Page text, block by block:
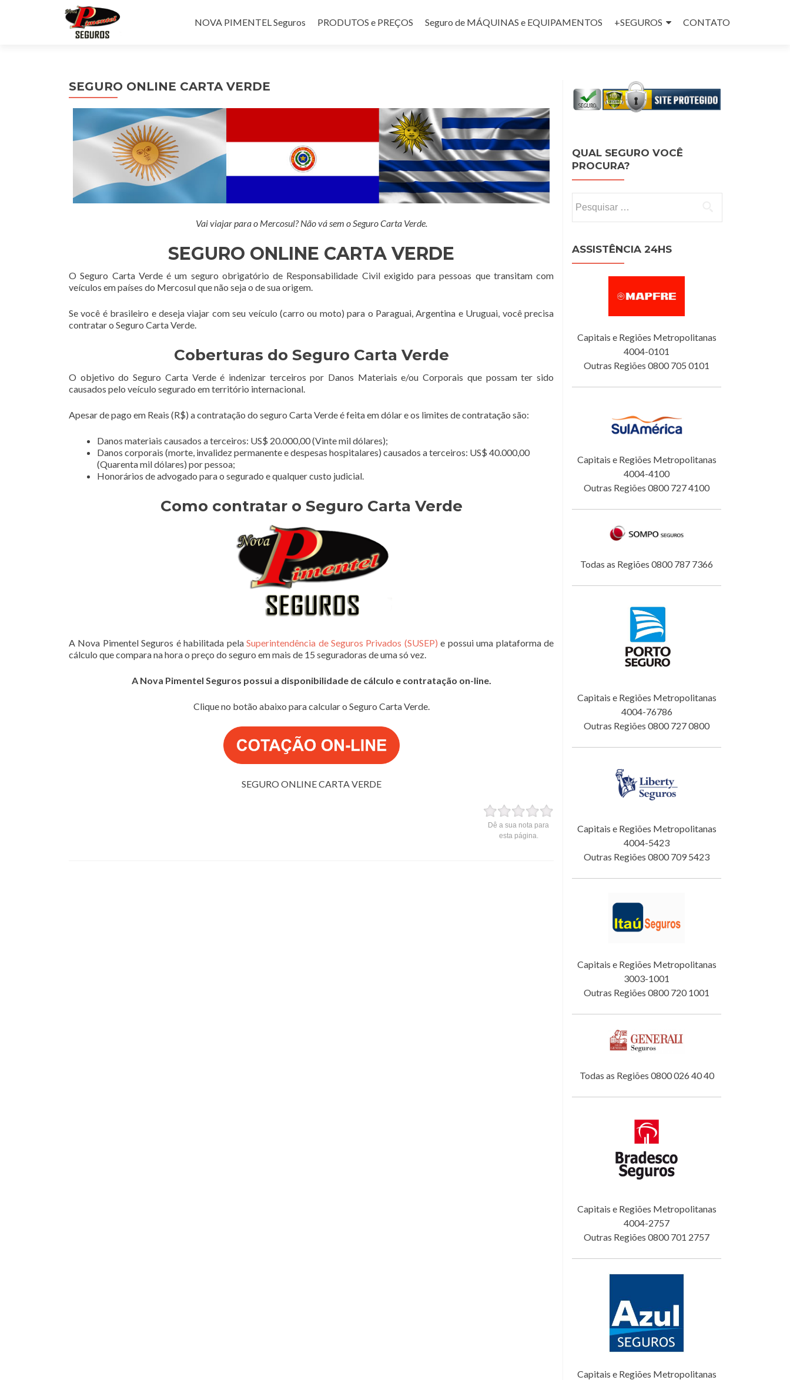
NOVA PIMENTEL Seguros
PRODUTOS e PREÇOS Seguro de MÁQUINAS e EQUIPAMENTOS +SEGUROS CONTATO
SEGURO ONLINE CARTA VERDE
Vai viajar para o Mercosul? Não vá sem o Seguro Carta Verde.
SEGURO ONLINE CARTA VERDE
O Seguro Carta Verde é um seguro obrigatório de Responsabilidade Civil exigido para pessoas que transitam com
veículos em países do Mercosul que não seja o de sua origem.
Se você é brasileiro e deseja viajar com seu veículo (carro ou moto) para o Paraguai, Argentina e Uruguai, você precisa
contratar o Seguro Carta Verde.
Coberturas do Seguro Carta Verde
O objetivo do Seguro Carta Verde é indenizar terceiros por Danos Materiais e/ou Corporais que possam ter sido
causados pelo veículo segurado em território internacional.
Apesar de pago em Reais (R$) a contratação do seguro Carta Verde é feita em dólar e os limites de contratação são:
Danos materiais causados a terceiros: US$ 20.000,00 (Vinte mil dólares);
Danos corporais (morte, invalidez permanente e despesas hospitalares) causados a terceiros: US$ 40.000,00
(Quarenta mil dólares) por pessoa;
Honorários de advogado para o segurado e qualquer custo judicial.
Como contratar o Seguro Carta Verde
A Nova Pimentel Seguros é habilitada pelaSuperintendência de Seguros Privados (SUSEP) e possui uma plataforma de
cálculo que compara na hora o preço do seguro em mais de 15 seguradoras de uma só vez.
A Nova Pimentel Seguros possui a disponibilidade de cálculo e contratação on-line.
Clique no botão abaixo para calcular o Seguro Carta Verde.
SEGURO ONLINE CARTA VERDE
Dê a sua nota para
esta página.
QUAL SEGURO VOCÊ
PROCURA?
ASSISTÊNCIA 24HS
Capitais e Regiões Metropolitanas
4004-0101
Outras Regiões 0800 705 0101
Capitais e Regiões Metropolitanas
4004-4100
Outras Regiões 0800 727 4100
Todas as Regiões 0800 787 7366
Capitais e Regiões Metropolitanas
4004-76786
Outras Regiões 0800 727 0800
Capitais e Regiões Metropolitanas
4004-5423
Outras Regiões 0800 709 5423
Capitais e Regiões Metropolitanas
3003-1001
Outras Regiões 0800 720 1001
Todas as Regiões 0800 026 40 40
Capitais e Regiões Metropolitanas
4004-2757
Outras Regiões 0800 701 2757
Capitais e Regiões Metropolitanas